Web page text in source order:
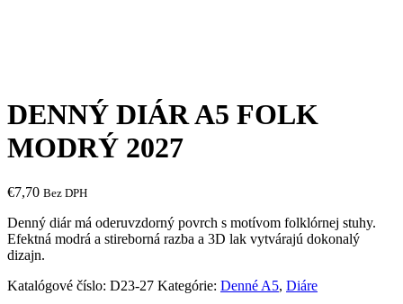
DENNÝ DIÁR A5 FOLK
MODRÝ 2027
€7,70 Bez DPH
Denný diár má oderuvzdorný povrch s motívom folklórnej stuhy.
Efektná modrá a stireborná razba a 3D lak vytvárajú dokonalý
dizajn.
Katalógové číslo: D23-27 Kategórie: Denné A5, Diáre